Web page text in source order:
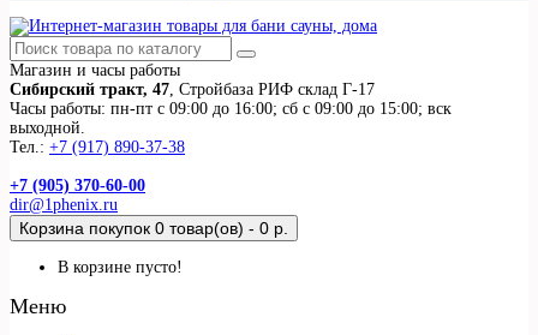
Магазин и часы работы
Сибирский тракт, 47, Стройбаза РИФ склад Г-17
Часы работы: пн-пт с 09:00 до 16:00; сб с 09:00 до 15:00; вск
выходной.
Тел.: +7 (917) 890-37-38
+7 (905) 370-60-00
dir@1phenix.ru
Корзина покупок 0 товар(ов) - 0 р.
В корзине пусто!
Меню